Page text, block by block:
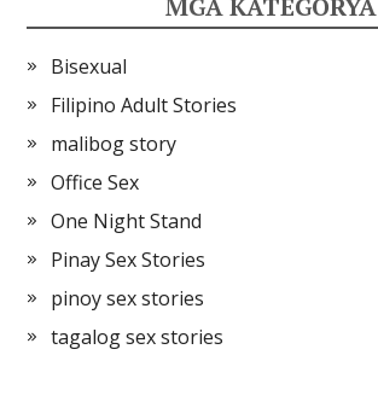
MGA KATEGORYA
Bisexual
Filipino Adult Stories
malibog story
Office Sex
One Night Stand
Pinay Sex Stories
pinoy sex stories
tagalog sex stories